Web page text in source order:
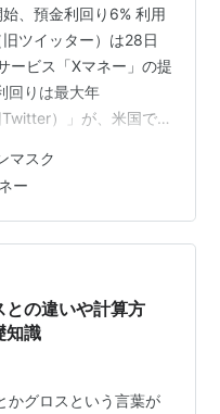
、預金利回り6% 利用
ツイッター）は28日
ービス「Xマネー」の提
回りは最大年
）」が、米国で金
回りが最高6%？」——
です。 一見すると、
に手を出して大丈夫な
流すだけではないか」
であり投資家でもあ
マスク
ー
との違いや計算方
知識
かグロスという言葉が